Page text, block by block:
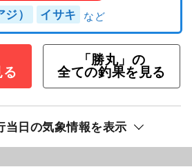
） イサキ
「勝丸」の
全ての釣果を見る
当日の気象情報を表示